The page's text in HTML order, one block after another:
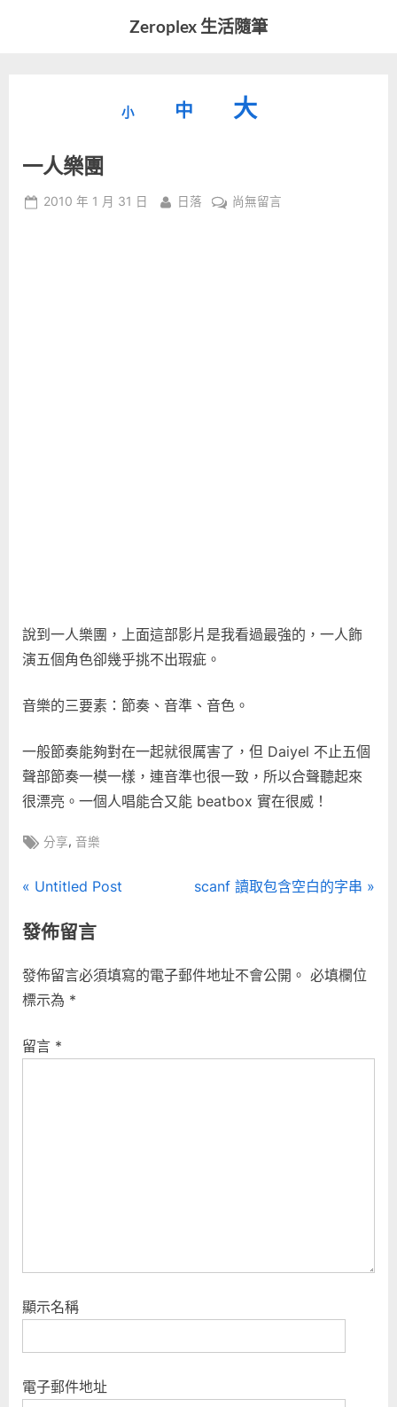
Zeroplex 生活隨筆
發
事
小
小。
中
重
型
大
字
一人樂團
Posted
2010 年 1 月 31 日 By
日落
在
尚無留言
說到一人樂團，上面這部影片是我看過最強的，一人飾
演五個角色卻幾乎挑不出瑕疵。
音樂的三要素：節奏、音準、音色。
一般節奏能夠對在一起就很厲害了，但 Daiyel 不止五個
聲部節奏一模一樣，連音準也很一致，所以合聲聽起來
很漂亮。一個人唱能合又能 beatbox 實在很威！
Tags:
分享,音樂
文
章
導
覽
P
e
i
o
s
Untitled Post
N
P
t
scanf 讀取包含空白的字串
發佈留言
發佈留言必須填寫的電子郵件地址不會公開。 必填欄位
標示為 *
留言 *
顯示名稱
電子郵件地址